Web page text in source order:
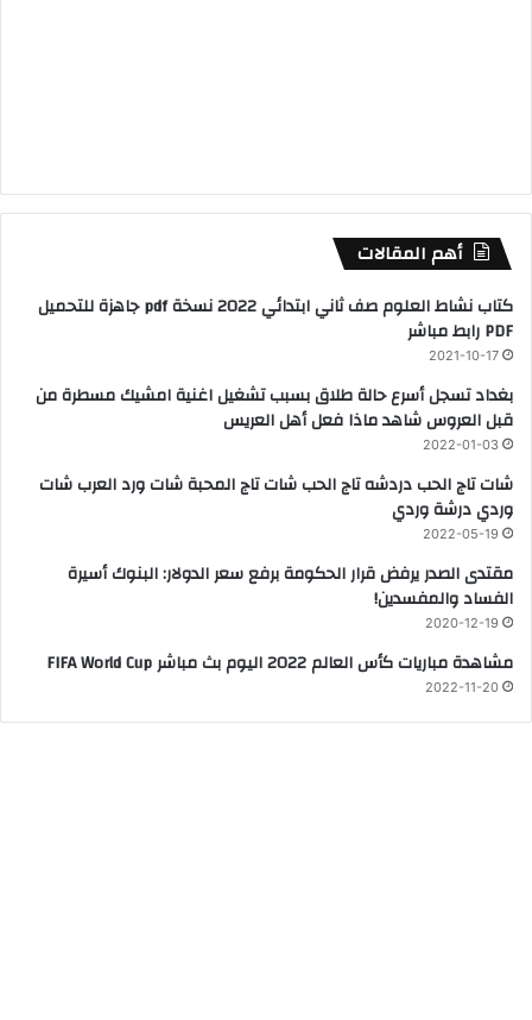
أهم المقالات
كتاب نشاط العلوم صف ثاني ابتدائي 2022 نسخة pdf جاهزة للتحميل
PDF رابط مباشر
2021-10-17
بغداد تسجل أسرع حالة طلاق بسبب تشغيل اغنية امشيك مسطرة من
قبل العروس شاهد ماذا فعل أهل العريس
2022-01-03
شات تاج الحب دردشه تاج الحب شات تاج المحبة شات ورد العرب شات
وردي درشة وردي
2022-05-19
مقتدى الصدر يرفض قرار الحكومة برفع سعر الدولار: البنوك أسيرة
الفساد والمفسدين!
2020-12-19
مشاهدة مباريات كأس العالم 2022 اليوم بث مباشر FIFA World Cup
2022-11-20